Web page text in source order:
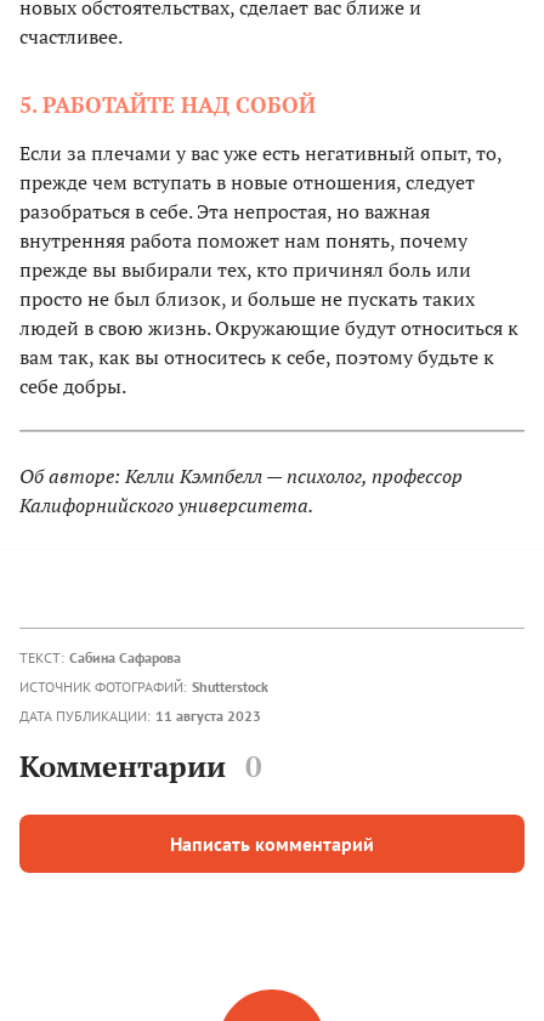
новых обстоятельствах, сделает вас ближе и
счастливее.
5. РАБОТАЙТЕ НАД СОБОЙ
Если за плечами у вас уже есть негативный опыт, то,
прежде чем вступать в новые отношения, следует
разобраться в себе. Эта непростая, но важная
внутренняя работа поможет нам понять, почему
прежде вы выбирали тех, кто причинял боль или
просто не был близок, и больше не пускать таких
людей в свою жизнь. Окружающие будут относиться к
вам так, как вы относитесь к себе, поэтому будьте к
себе добры.
Об авторе: Келли Кэмпбелл — психолог, профессор
Калифорнийского университета.
ТЕКСТ: Сабина Сафарова
ИСТОЧНИК ФОТОГРАФИЙ: Shutterstock
ДАТА ПУБЛИКАЦИИ: 11 августа 2023
Комментарии 0
Написать комментарий